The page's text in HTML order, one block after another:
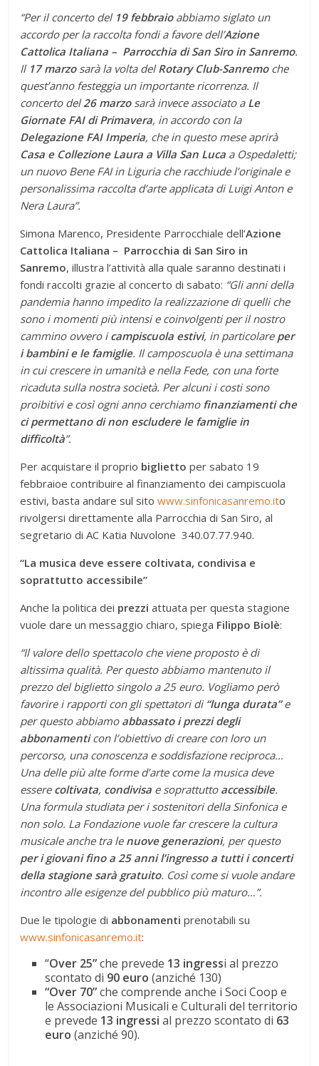
“Per il concerto del 19 febbraio abbiamo siglato un
accordo per la raccolta fondi a favore dell’Azione
Cattolica Italiana – Parrocchia di San Siro in Sanremo.
Il 17 marzosarà la volta del Rotary Club-Sanremoche
quest’anno festeggia un importante ricorrenza. Il
concerto del 26 marzosarà invece associato a Le
Giornate FAI di Primavera, in accordo con la
Delegazione FAI Imperia, che in questo mese aprirà
Casa e Collezione Laura a Villa San Luca a Ospedaletti;
un nuovo Bene FAI in Liguria che racchiude l’originale e
personalissima raccolta d’arte applicata di Luigi Anton e
Nera Laura”.
Simona Marenco, Presidente Parrocchiale dell’Azione
Cattolica Italiana – Parrocchia di San Siro in
Sanremo, illustra l’attività alla quale saranno destinati i
fondi raccolti grazie al concerto di sabato: “Gli anni della
pandemia hanno impedito la realizzazione di quelli che
sono i momenti più intensi e coinvolgenti per il nostro
cammino ovvero icampiscuola estivi, in particolare per
i bambini e le famiglie. Il camposcuola è una settimana
in cui crescere in umanità e nella Fede, con una forte
ricaduta sulla nostra società. Per alcuni i costi sono
proibitivi e così ogni anno cerchiamo finanziamenti che
ci permettano di non escludere le famiglie in
difficoltà”.
Per acquistare il proprio bigliettoper sabato 19
febbraioe contribuire al finanziamento dei campiscuola
estivi, basta andare sul sitowww.sinfonicasanremo.ito
rivolgersi direttamente alla Parrocchia di San Siro, al
segretario di AC Katia Nuvolone 340.07.77.940.
“La musica deve essere coltivata, condivisa e
soprattutto accessibile”
Anche la politica dei prezzi attuata per questa stagione
vuole dare un messaggio chiaro, spiega Filippo Biolè:
“Il valore dello spettacolo che viene proposto è di
altissima qualità. Per questo abbiamo mantenuto il
prezzo del biglietto singolo a 25 euro. Vogliamo però
favorire i rapporti con gli spettatori di “lunga durata”e
per questo abbiamo abbassato i prezzi degli
abbonamenticon l’obiettivo di creare con loro un
percorso, una conoscenza e soddisfazione reciproca…
Una delle più alte forme d’arte come la musica deve
essere coltivata, condivisa e soprattutto accessibile.
Una formula studiata per i sostenitori della Sinfonica e
non solo. La Fondazione vuole far crescere la cultura
musicale anche tra le nuove generazioni, per questo
per i giovani fino a 25 anni l’ingresso a tutti i concerti
della stagione sarà gratuito. Così come si vuole andare
incontro alle esigenze del pubblico più maturo…”.
Due le tipologie di abbonamenti prenotabili su
www.sinfonicasanremo.it:
“Over 25”che prevede 13 ingressi al prezzo
scontato di 90 euro (anziché 130)
“Over 70”che comprende anche i Soci Coop e
le Associazioni Musicali e Culturali del territorio
e prevede 13 ingressi al prezzo scontato di 63
euro (anziché 90).